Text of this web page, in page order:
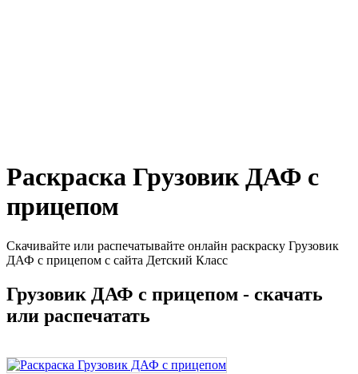
Раскраска Грузовик ДАФ с
прицепом
Скачивайте или распечатывайте онлайн раскраску Грузовик
ДАФ с прицепом с сайта Детский Класс
Грузовик ДАФ с прицепом - скачать
или распечатать